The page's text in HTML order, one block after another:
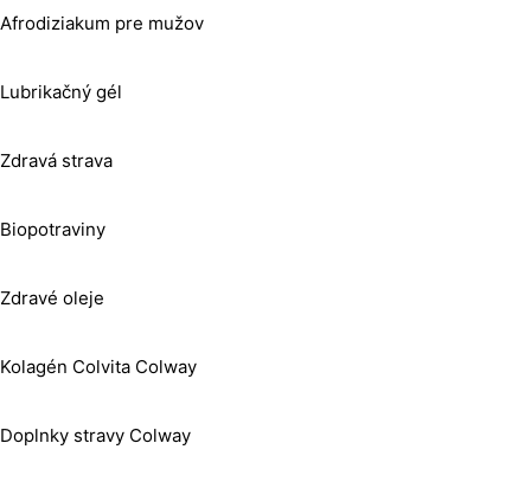
Afrodiziakum pre mužov
Lubrikačný gél
Zdravá strava
Biopotraviny
Zdravé oleje
Kolagén Colvita Colway
Doplnky stravy Colway